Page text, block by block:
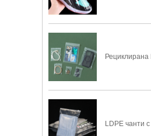
Рециклирана
LDPE чанти